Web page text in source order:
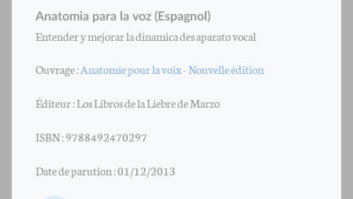
Anatomia para la voz (Espagnol)
Entender y mejorar la dinamica des aparato vocal
Ouvrage :Anatomie pour la voix - Nouvelle édition
Éditeur : Los Libros de la Liebre de Marzo
ISBN : 9788492470297
Date de parution : 01/12/2013